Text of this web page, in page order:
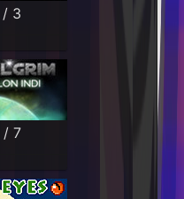
/ 3
/ 7